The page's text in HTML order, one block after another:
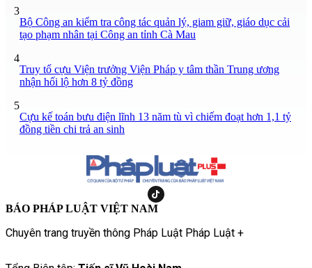
3
Bộ Công an kiểm tra công tác quản lý, giam giữ, giáo dục cải
tạo phạm nhân tại Công an tỉnh Cà Mau
4
Truy tố cựu Viện trưởng Viện Pháp y tâm thần Trung ương
nhận hối lộ hơn 8 tỷ đồng
5
Cựu kế toán bưu điện lĩnh 13 năm tù vì chiếm đoạt hơn 1,1 tỷ
đồng tiền chi trả an sinh
BÁO PHÁP LUẬT VIỆT NAM
Chuyên trang truyền thông Pháp Luật Pháp Luật +